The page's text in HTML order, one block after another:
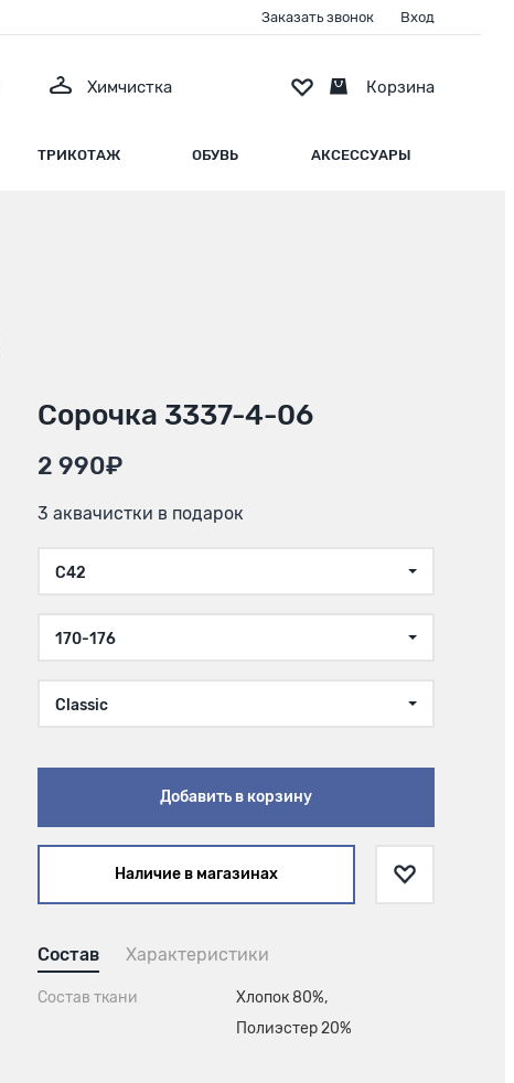
ТРИКОТАЖ ОБУВЬ АКСЕССУАРЫ
Химчистка
Заказать звонок Вход
Корзина
Сорочка 3337-4-06
2 990₽
3 аквачистки в подарок
C42
170-176
Classic
Добавить в корзину
Наличие в магазинах
Состав Характеристики
Состав ткани
Хлопок 80%,
Полиэстер 20%